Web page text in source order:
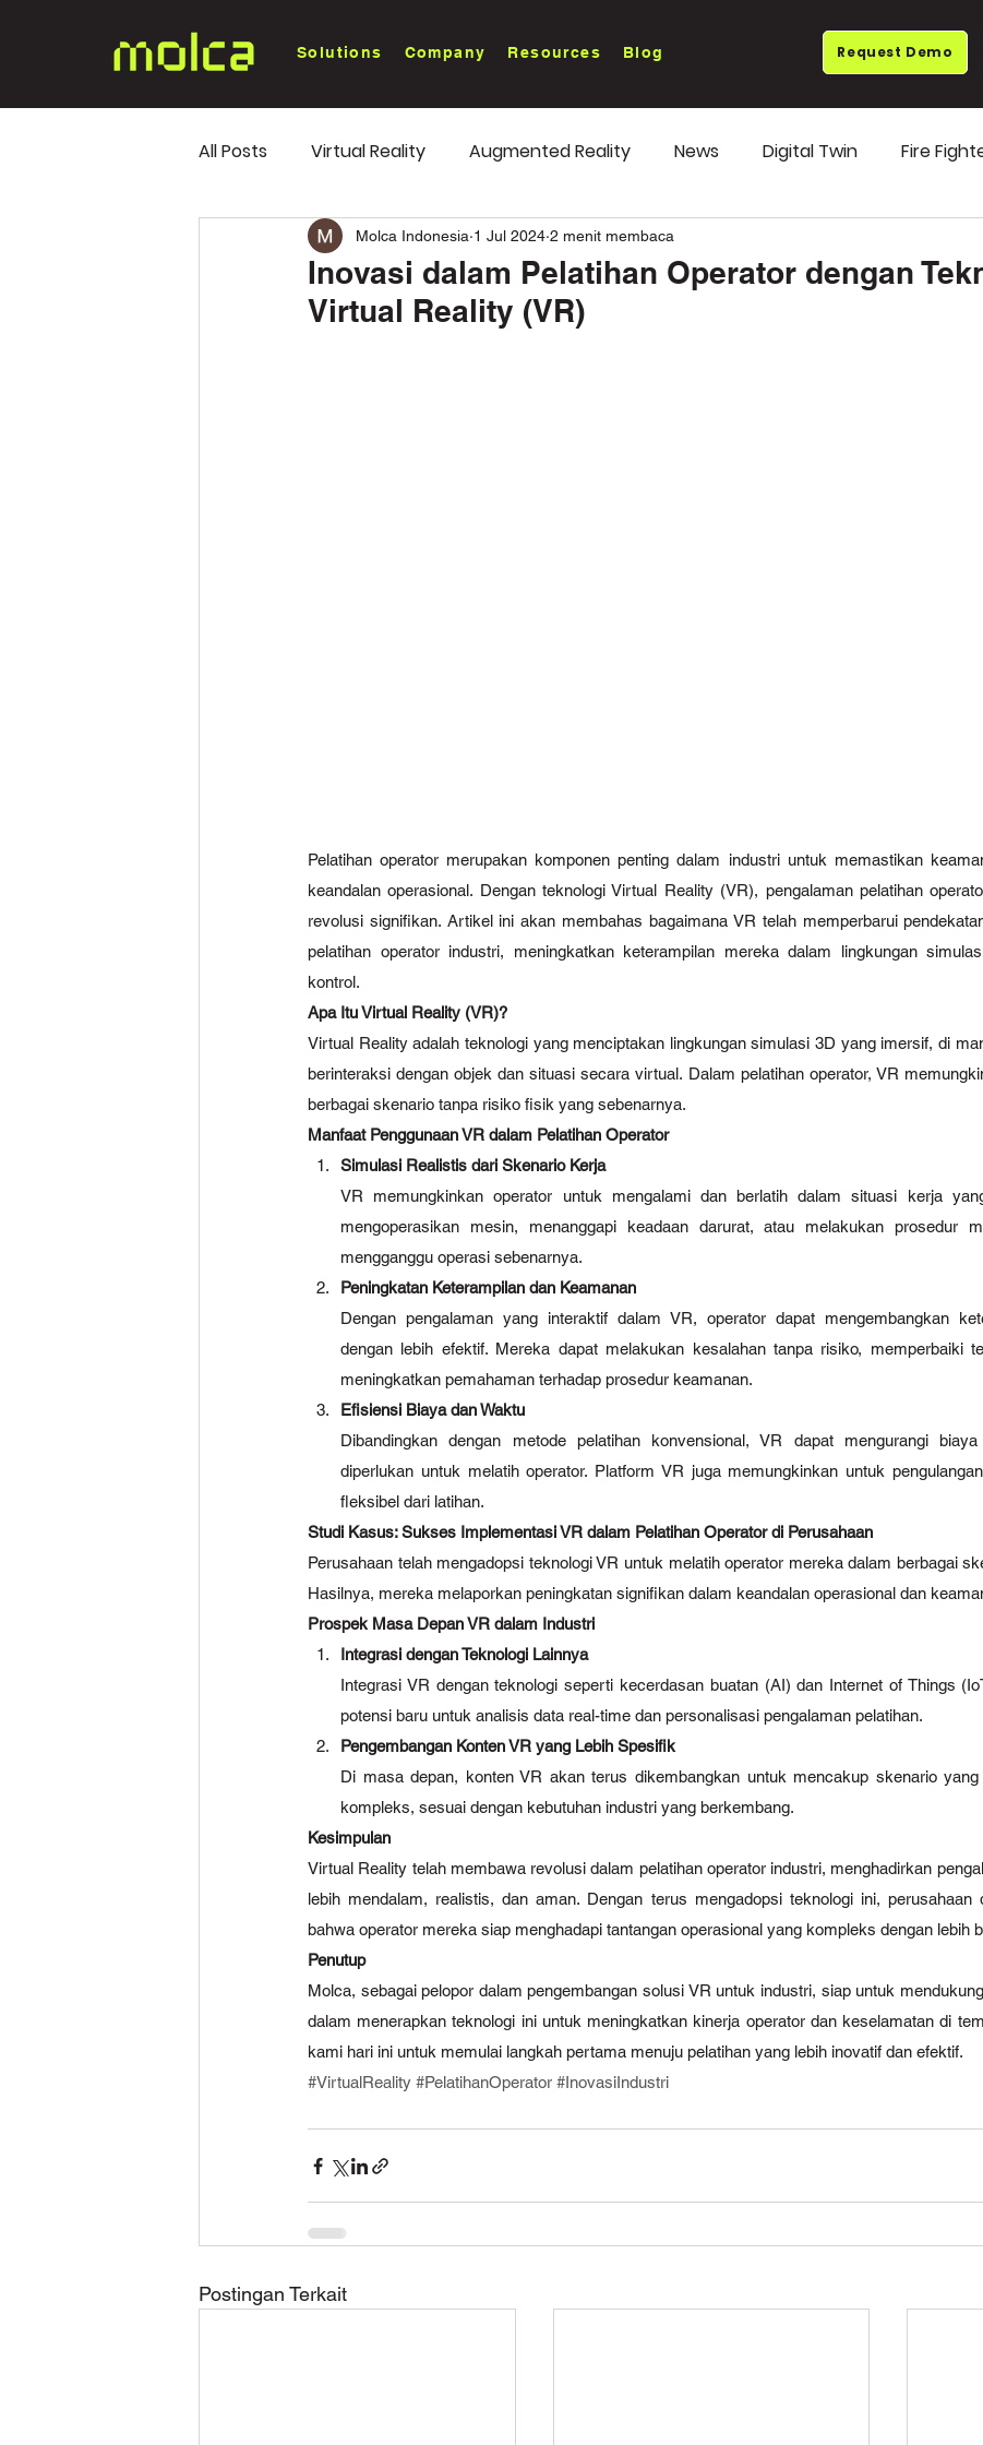
Solutions Company Resources Blog Request Demo
All Posts Virtual Reality Augmented Reality News Digital Twin Fire
White Paper Industry Trends OEE Monitoring
Inovasi dalam Pelatihan Operator dengan
Virtual Reality (VR)
Molca Indonesia 1 Jul 2024 2 menit membaca
Pelatihan operator merupakan komponen penting dalam industri untuk memastikan
keandalan operasional. Dengan teknologi Virtual Reality (VR), pengalaman pelatihan
revolusi signifikan. Artikel ini akan membahas bagaimana VR telah memperbarui
pelatihan operator industri, meningkatkan keterampilan mereka dalam lingkungan
kontrol.
Apa Itu Virtual Reality (VR)?
Virtual Reality adalah teknologi yang menciptakan lingkungan simulasi 3D yang imersif, di
berinteraksi dengan objek dan situasi secara virtual. Dalam pelatihan operator, VR
berbagai skenario tanpa risiko fisik yang sebenarnya.
Manfaat Penggunaan VR dalam Pelatihan Operator
Simulasi Realistis dari Skenario Kerja
VR memungkinkan operator untuk mengalami dan berlatih dalam situasi kerja
mengoperasikan mesin, menanggapi keadaan darurat, atau melakukan prosedur
mengganggu operasi sebenarnya.
Peningkatan Keterampilan dan Keamanan
Dengan pengalaman yang interaktif dalam VR, operator dapat mengembangkan
dengan lebih efektif. Mereka dapat melakukan kesalahan tanpa risiko, memperbaiki
meningkatkan pemahaman terhadap prosedur keamanan.
Efisiensi Biaya dan Waktu
Dibandingkan dengan metode pelatihan konvensional, VR dapat mengurangi
diperlukan untuk melatih operator. Platform VR juga memungkinkan untuk
fleksibel dari latihan.
Studi Kasus: Sukses Implementasi VR dalam Pelatihan Operator di Perusahaan
Perusahaan telah mengadopsi teknologi VR untuk melatih operator mereka dalam berbagai
Hasilnya, mereka melaporkan peningkatan signifikan dalam keandalan operasional dan
Prospek Masa Depan VR dalam Industri
Integrasi dengan Teknologi Lainnya
Integrasi VR dengan teknologi seperti kecerdasan buatan (AI) dan Internet of Things
potensi baru untuk analisis data real-time dan personalisasi pengalaman pelatihan.
Pengembangan Konten VR yang Lebih Spesifik
Di masa depan, konten VR akan terus dikembangkan untuk mencakup skenario
kompleks, sesuai dengan kebutuhan industri yang berkembang.
Kesimpulan
Virtual Reality telah membawa revolusi dalam pelatihan operator industri, menghadirkan
lebih mendalam, realistis, dan aman. Dengan terus mengadopsi teknologi ini, perusahaan
bahwa operator mereka siap menghadapi tantangan operasional yang kompleks dengan lebih
Penutup
Molca, sebagai pelopor dalam pengembangan solusi VR untuk industri, siap untuk
dalam menerapkan teknologi ini untuk meningkatkan kinerja operator dan keselamatan di
kami hari ini untuk memulai langkah pertama menuju pelatihan yang lebih inovatif dan efektif.
#VirtualReality #PelatihanOperator #InovasiIndustri
Postingan Terkait